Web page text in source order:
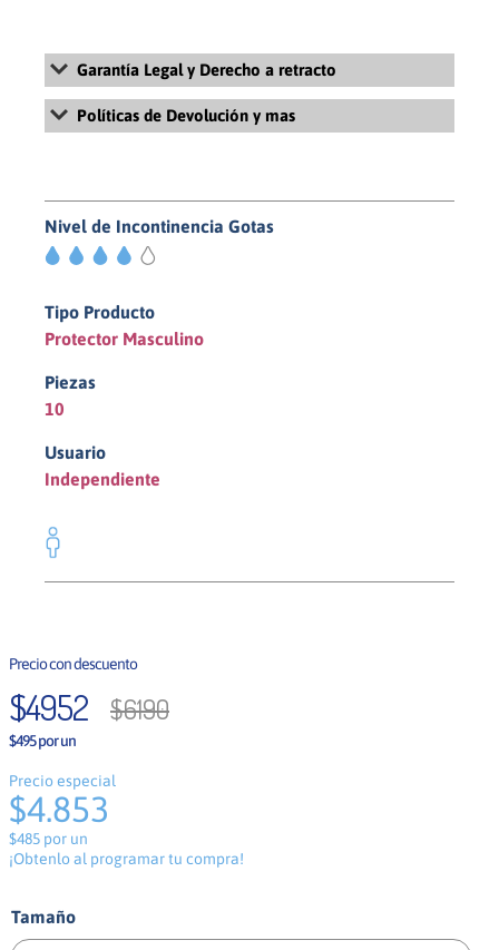
Garantía Legal y Derecho a retracto
Para más información sobre la Garantía Legal y Derecho de
retracto, revisa nuestros Términos y Condiciones Generales de
Políticas de Devolución y mas
Nivel de Incontinencia Gotas
4/5
Tipo Producto
Protector Masculino
Piezas
10
Usuario
Independiente
Hombre
$4952
$495 por un
$6190
Precio especial
$4.853
$485 por un
¡Obtenlo al programar tu compra!
Tamaño